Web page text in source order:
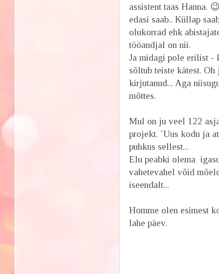
assistent taas Hanna.
edasi saab.. Küllap
olukorrad ehk
tööandjal on nii.
Ja midagi pole erilist -
sõltub teiste kätest.
kirjutanud... Aga
mõttes.
Mul on ju veel 122
projekt. ´Uus kodu ja
puhkus sellest...
Elu peabki olema
vahetevahel võid
iseendalt...
Homme olen esimest
lahe päev.